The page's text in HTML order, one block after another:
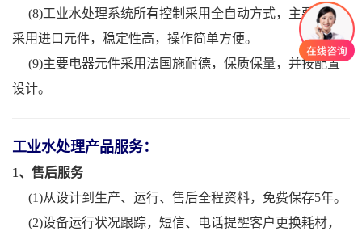
(8)工业水处理系统所有控制采用全自动方式，主要元件
采用进口元件，稳定性高，操作简单方便。
(9)主要电器元件采用法国施耐德，保质保量，并按配置
设计。
工业水处理产品服务：
1、售后服务
(1)从设计到生产、运行、售后全程资料，免费保存5年。
(2)设备运行状况跟踪，短信、电话提醒客户更换耗材，